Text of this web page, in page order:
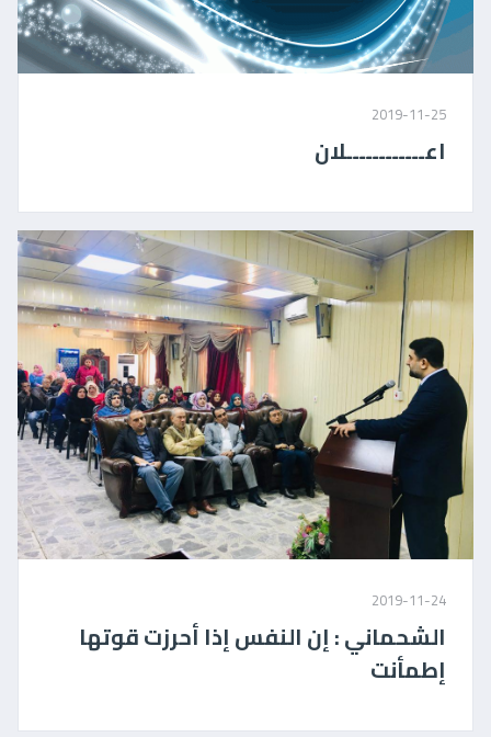
2019-11-25
اعــــــــــــلان
2019-11-24
الشحماني : إن النفس إذا أحرزت قوتها
إطمأنت